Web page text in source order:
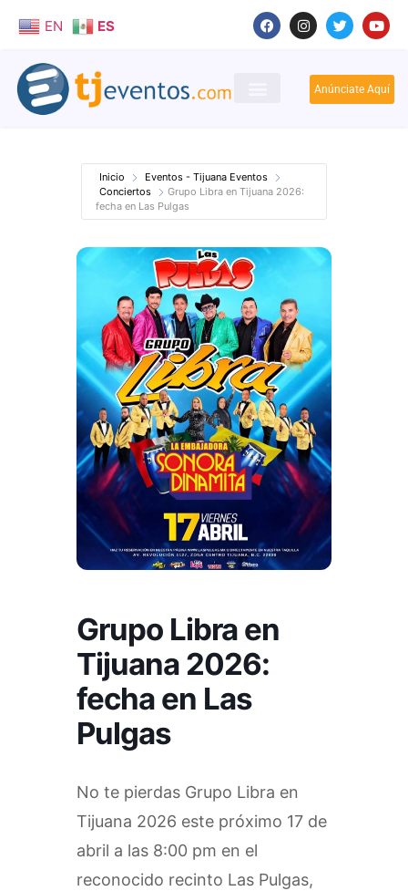
EN ES
Anúnciate Aquí
Inicio
Eventos - Tijuana Eventos
Conciertos
Grupo Libra en Tijuana 2026:
fecha en Las Pulgas
Grupo Libra en
Tijuana 2026:
fecha en Las
Pulgas
No te pierdas Grupo Libra en
Tijuana 2026 este próximo 17 de
abril a las 8:00 pm en el
reconocido recinto Las Pulgas,